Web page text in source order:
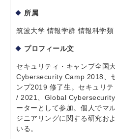
所属
筑波大学 情報学群 情報科学類
プロフィール文
セキュリティ・キャンプ全国
Cybersecurity Camp 2018、
ンプ2019 修了生。セキュリ
/ 2021、Global
ーターとして参加。個人でマ
ジニアリングに関する研究お
いる。